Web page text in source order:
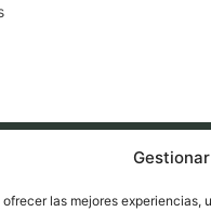
ofrecer las mejores